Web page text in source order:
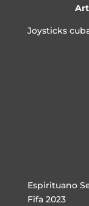
Joysticks
Espirituano
Fifa 2023